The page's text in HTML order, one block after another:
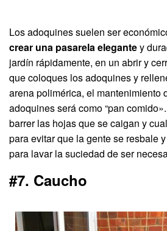
Los adoquines suelen ser
crear una pasarela elegantey
jardín rápidamente, en un abrir y
que coloques los adoquines y
arena polimérica, el mantenimiento
adoquines será como “pan
barrer las hojas que se caigan y
para evitar que la gente se resbale
para lavar la suciedad de ser
#7. Caucho